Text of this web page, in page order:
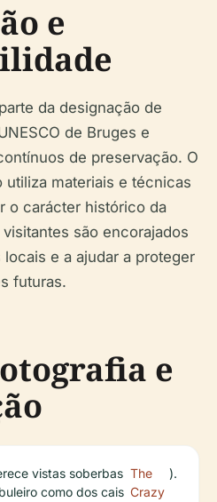
e
da designação de
de Bruges e
de preservação. O
utiliza materiais e técnicas
o carácter histórico da
visitantes são encorajados
e a ajudar a proteger
futuras.
e
vistas soberbas
como dos cais
The
Crazy
).